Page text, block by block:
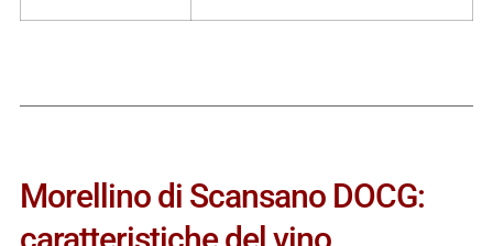
Morellino di Scansano DOCG: